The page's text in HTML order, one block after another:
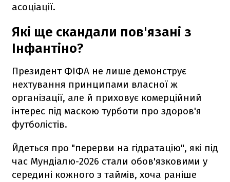
асоціації.
Які ще скандали пов'язані з
Інфантіно?
Президент ФІФА не лише демонструє
нехтування принципами власної ж
організації, але й приховує комерційний
інтерес під маскою турботи про здоров'я
футболістів.
Йдеться про "перерви на гідратацію", які під
час Мундіалю-2026 стали обов'язковими у
середині кожного з таймів, хоча раніше